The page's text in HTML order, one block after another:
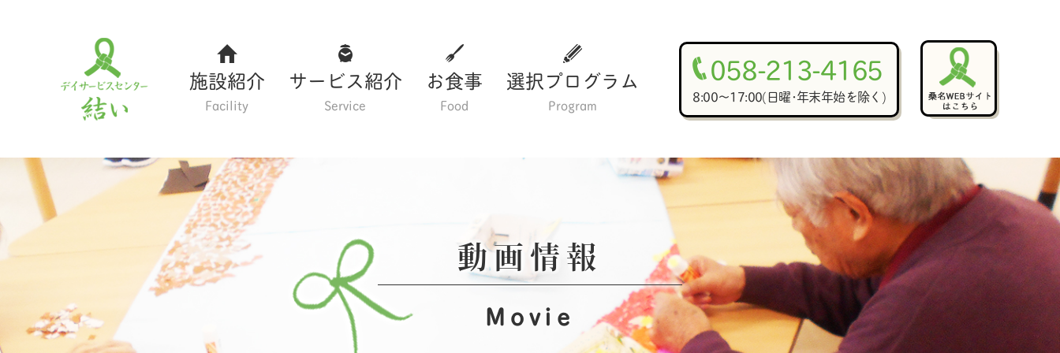
施設紹介
Facility
サービス紹介
Service
お食事
Food
選択プログラム
Program
058-213-4165
8:00～17:00(日曜･年末年始を除く)
動画情報
Movie